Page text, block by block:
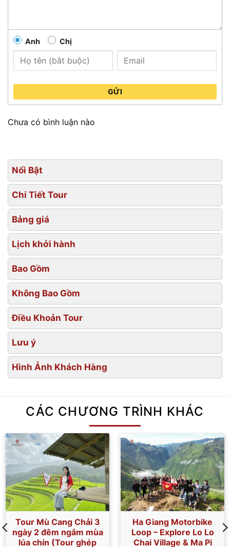
Anh Chị
GỬI
Chưa có bình luận nào
Nổi Bật
Chi Tiết Tour
Bảng giá
Lịch khởi hành
Bao Gồm
Không Bao Gồm
Điều Khoản Tour
Lưu ý
Hình Ảnh Khách Hàng
CÁC CHƯƠNG TRÌNH KHÁC
Tour Mù Cang Chải 3
ngày 2 đêm ngắm mùa
lúa chín (Tour ghép
Ha Giang Motorbike
Loop – Explore Lo Lo
Chai Village & Ma Pi